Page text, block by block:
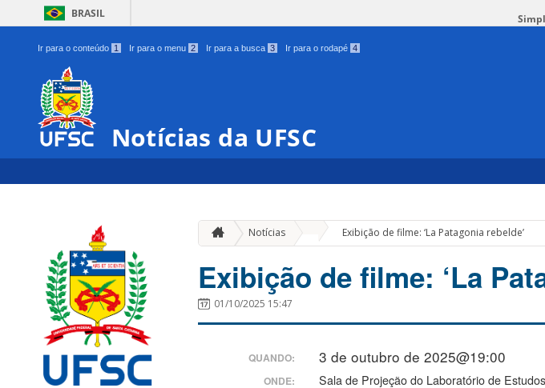
BRASIL
Ir para o conteúdo 1 Ir para o menu 2 Ir para a busca 3 Ir para o rodapé 4
Notícias da UFSC
Notícias Exibição de filme: ‘La Patagonia rebelde’
Exibição de filme: ‘La
01/10/2025 15:47
QUANDO: 3 de outubro de 2025@19:00
ONDE:
Sala de Projeção do Laboratório de